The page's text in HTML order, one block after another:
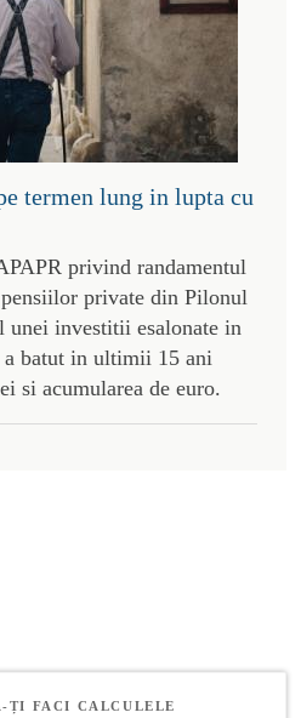
termen lung in lupta cu
privind randamentul
private din Pilonul
unei investitii esalonate in
batut in ultimii 15 ani
si acumularea de euro.
ȚI FACI CALCULELE